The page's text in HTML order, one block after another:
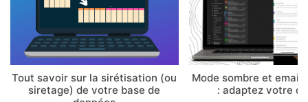
Tout savoir sur la sirétisation (ou
siretage) de votre base de
Mode sombre et email
: adaptez votre